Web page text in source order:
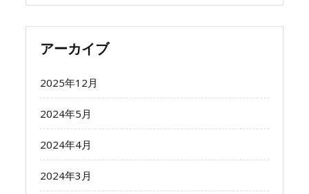
アーカイブ
2025年12月
2024年5月
2024年4月
2024年3月